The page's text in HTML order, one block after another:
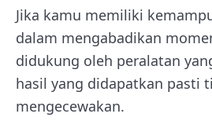
Jika kamu memiliki
dalam mengabadikan
didukung oleh peralatan
hasil yang didapatkan pasti
mengecewakan.